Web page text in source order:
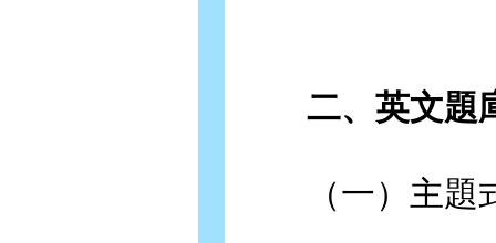
二、英文題
（一）主題